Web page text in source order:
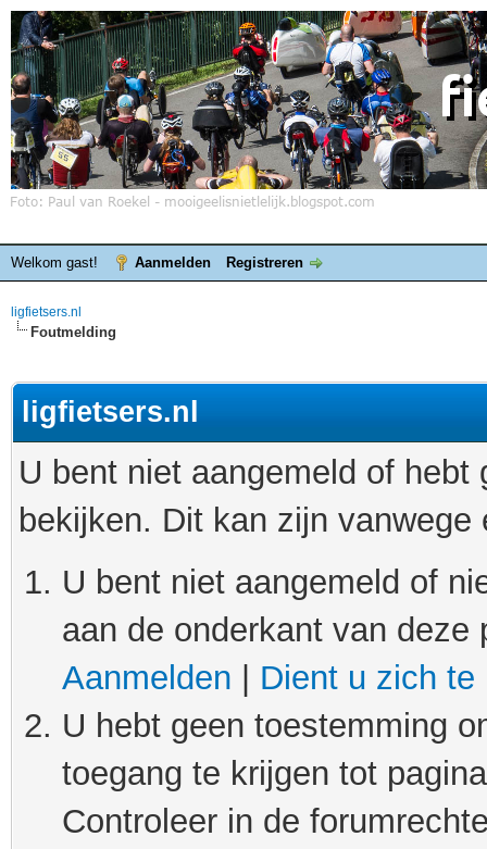
Welkom gast! Aanmelden Registreren
ligfietsers.nl
Foutmelding
ligfietsers.nl
U bent niet aangemeld of
bekijken. Dit kan zijn
U bent niet aangemeld of
aan de onderkant van
Aanmelden
Dient u zich te
U hebt geen toestemming
toegang te krijgen tot
Controleer in de